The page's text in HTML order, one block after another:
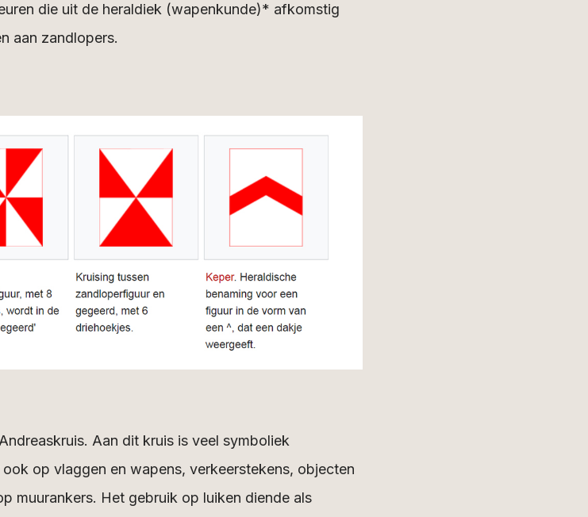
die uit de heraldiek (wapenkunde)* afkomstig
aan zandlopers.
Aan dit kruis is veel symboliek
op vlaggen en wapens, verkeerstekens, objecten
muurankers. Het gebruik op luiken diende als